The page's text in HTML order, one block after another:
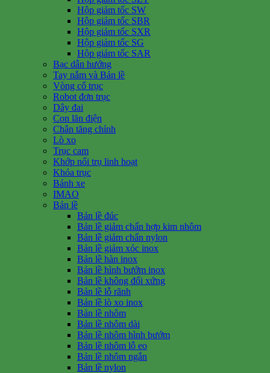
Hộp giảm tốc SW
Hộp giảm tốc SBR
Hộp giảm tốc SXR
Hộp giảm tốc SG
Hộp giảm tốc SAR
Bạc dẫn hướng
Tay nắm và Bản lề
Vòng cổ trục
Robot đơn trục
Dây đai
Con lăn điện
Chân tăng chỉnh
Lò xo
Trục cam
Khớp nối trụ linh hoạt
Khóa trục
Bánh xe
IMAO
Bản lề
Bản lề đúc
Bản lề giảm chấn hợp kim nhôm
Bản lề giảm chấn nylon
Bản lề giảm xóc inox
Bản lề hàn inox
Bản lề hình bướm inox
Bản lề không đối xứng
Bản lề lỗ rãnh
Bản lề lò xo inox
Bản lề nhôm
Bản lề nhôm dài
Bản lề nhôm hình bướm
Bản lề nhôm lỗ eo
Bản lề nhôm ngắn
Bản lề nylon